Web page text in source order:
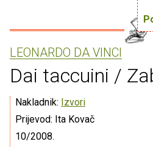
LEONARDO DA VINCI
Dai taccuini /
Nakladnik: Izvori
Prijevod: Ita Kovač
10/2008.